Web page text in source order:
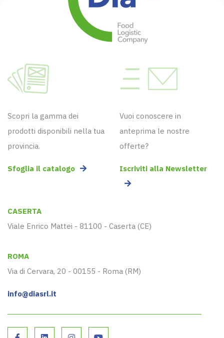
Scopri la gamma dei
prodotti disponibili nella tua
provincia.
Sfoglia il catalogo
Vuoi conoscere in
anteprima le nostre
offerte?
Iscriviti alla Newsletter
CASERTA
Viale Enrico Mattei - 81100 - Caserta (CE)
ROMA
Via di Cervara, 20 - 00155 - Roma (RM)
info@diasrl.it